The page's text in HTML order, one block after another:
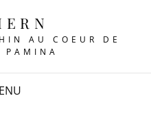
AU COEUR DE
PAMINA